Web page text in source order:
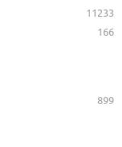
11233
166
899